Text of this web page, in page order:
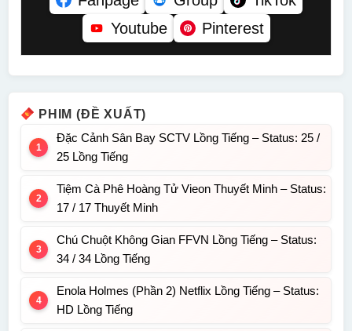
Youtube
Pinterest
PHIM (ĐỀ XUẤT)
Đặc Cảnh Sân Bay SCTV Lồng Tiếng – Status: 25 /
25 Lồng Tiếng
Tiệm Cà Phê Hoàng Tử Vieon Thuyết Minh – Status:
17 / 17 Thuyết Minh
Chú Chuột Không Gian FFVN Lồng Tiếng – Status:
34 / 34 Lồng Tiếng
Enola Holmes (Phần 2) Netflix Lồng Tiếng – Status:
HD Lồng Tiếng